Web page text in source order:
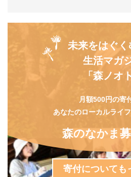
未来をはぐ
生活マガ
「森ノオ
月額500円の寄
あなたのローカルライ
森のなかま募
寄付についても